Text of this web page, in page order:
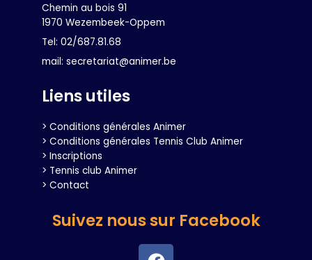
Chemin au bois 91
1970 Wezembeek-Oppem
Tel: 02/687.81.68
mail: secretariat@animer.be
Liens utiles
> Conditions générales Animer
> Conditions générales Tennis Club Animer
> Inscriptions
> Tennis club Animer
> Contact
Suivez nous sur Facebook
F